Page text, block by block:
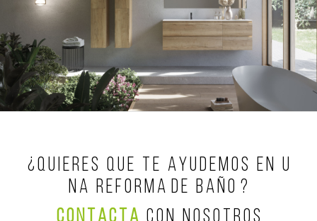
¿ Q U I E R E S Q U E T E A Y U D E M O S E N U
N A R E F O R M A D E B A Ñ O ?